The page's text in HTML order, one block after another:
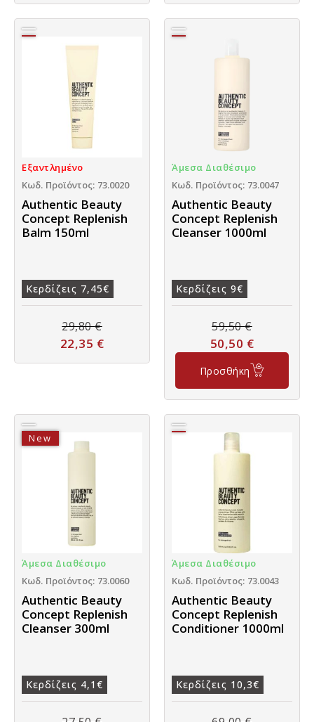
Εξαντλημένο
Κωδ. Προϊόντος: 73.0020
Authentic Beauty
Concept Replenish
Balm 150ml
Κερδίζεις 7,45€
29,80€
22,35 €
Άμεσα Διαθέσιμο
Κωδ. Προϊόντος: 73.0047
Authentic Beauty
Concept Replenish
Cleanser 1000ml
Κερδίζεις 9€
59,50€
50,50 €
Προσθήκη
New
Άμεσα Διαθέσιμο
Κωδ. Προϊόντος: 73.0060
Authentic Beauty
Concept Replenish
Cleanser 300ml
Κερδίζεις 4,1€
Άμεσα Διαθέσιμο
Κωδ. Προϊόντος: 73.0043
Authentic Beauty
Concept Replenish
Conditioner 1000ml
Κερδίζεις 10,3€